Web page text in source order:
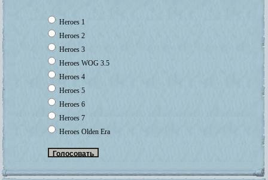
Heroes 1
Heroes 2
Heroes 3
Heroes WOG 3.5
Heroes 4
Heroes 5
Heroes 6
Heroes 7
Heroes Olden Era